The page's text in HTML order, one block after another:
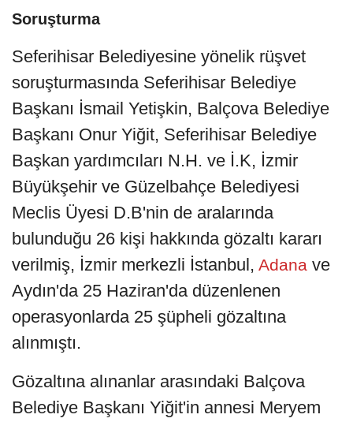
Soruşturma
Seferihisar Belediyesine yönelik rüşvet
soruşturmasında Seferihisar Belediye
Başkanı İsmail Yetişkin, Balçova Belediye
Başkanı Onur Yiğit, Seferihisar Belediye
Başkan yardımcıları N.H. ve İ.K, İzmir
Büyükşehir ve Güzelbahçe Belediyesi
Meclis Üyesi D.B'nin de aralarında
bulunduğu 26 kişi hakkında gözaltı kararı
verilmiş, İzmir merkezli İstanbul, Adana ve
Aydın'da 25 Haziran'da düzenlenen
operasyonlarda 25 şüpheli gözaltına
alınmıştı.
Gözaltına alınanlar arasındaki Balçova
Belediye Başkanı Yiğit'in annesi Meryem